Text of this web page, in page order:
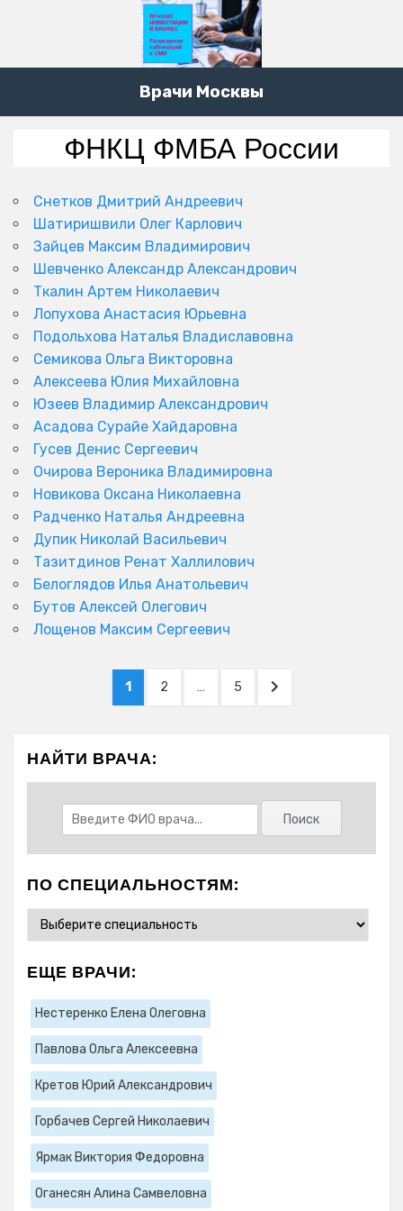
Врачи Москвы
ФНКЦ ФМБА России
Снетков Дмитрий Андреевич
Шатиришвили Олег Карлович
Зайцев Максим Владимирович
Шевченко Александр Александрович
Ткалин Артем Николаевич
Лопухова Анастасия Юрьевна
Подольхова Наталья Владиславовна
Семикова Ольга Викторовна
Алексеева Юлия Михайловна
Юзеев Владимир Александрович
Асадова Сурайе Хайдаровна
Гусев Денис Сергеевич
Очирова Вероника Владимировна
Новикова Оксана Николаевна
Радченко Наталья Андреевна
Дупик Николай Васильевич
Тазитдинов Ренат Халлилович
Белоглядов Илья Анатольевич
Бутов Алексей Олегович
Лощенов Максим Сергеевич
ПагинацияPAGE
1 PAGE
2 … PAGE
5
NEXT
НАЙТИ ВРАЧА:
ПО СПЕЦИАЛЬНОСТЯМ:
ЕЩЕ ВРАЧИ:
Нестеренко Елена Олеговна
Павлова Ольга Алексеевна
Кретов Юрий Александрович
Горбачев Сергей Николаевич
Ярмак Виктория Федоровна
Оганесян Алина Самвеловна